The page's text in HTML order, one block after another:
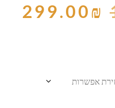
299.00₪